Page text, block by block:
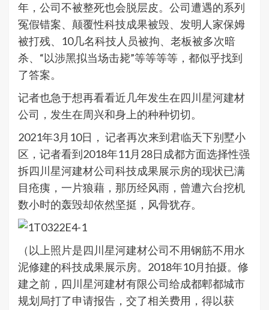
年，公司不被整死也会脱层皮。公司遭遇的系列
冤假错案、颠覆性科技成果被毁、发明人家保姆
被打残、10几名科技人员被拘、老板被多次暗
杀、“以涉黑拟当场击毙”等等等等，都似乎找到
了答案。
记者也急于想再看看近几年发生在四川星河建材
公司，发生在周兴和身上的种种切切。
2021年3月10日， 记者再次来到君临天下别墅小
区，记者看到2018年11月28日成都方面选择性强
拆四川星河建材公司科技成果展示房的现状已满
目疮痍，一片狼藉，那历经风雨，曾遭六台挖机
数小时的轰毁却依然坚挺，风骨犹存。
（以上照片是四川星河建材公司不用钢筋不用水
泥修建的科技成果展示房。2018年10月拍摄。修
建之前，四川星河建材有限公司给成都郫都城市
规划局打了申请报告，交了相关费用，得以获